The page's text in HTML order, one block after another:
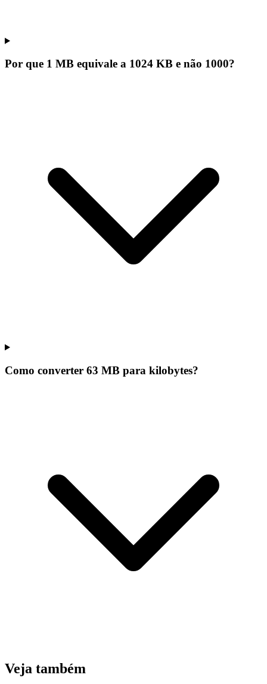
Por que 1 MB equivale a 1024 KB e não 1000?
Como converter 63 MB para kilobytes?
Veja também